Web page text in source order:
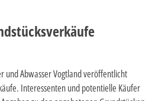
und Abwasser Vogtland veröffentlicht
Interessenten und potentielle Käufer